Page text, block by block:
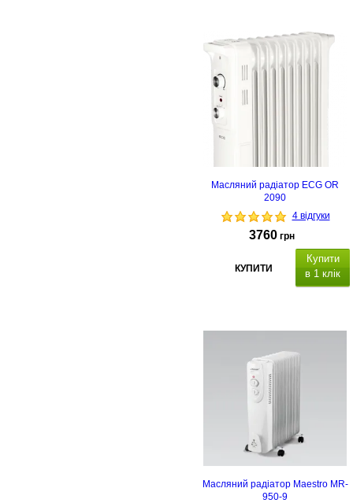
Масляний радіатор ECG OR
2090
4 відгуки
3760 грн
КУПИТИ
Купити
в 1 клік
гарантії - 2 роки
Масляний радіатор Maestro MR-
950-9